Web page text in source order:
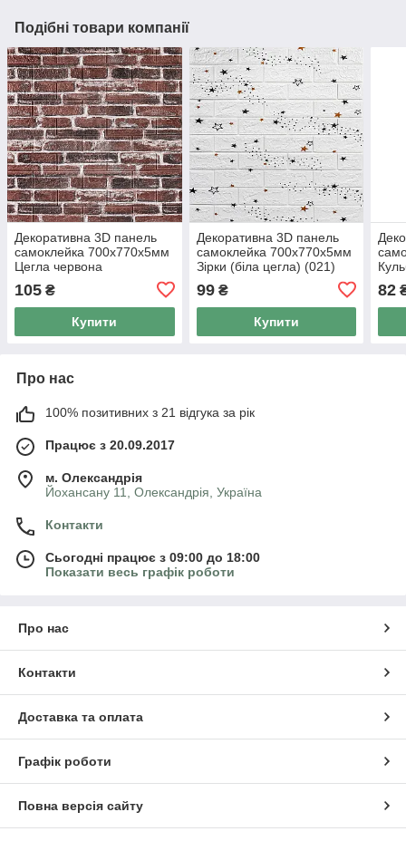
Подібні товари компанії
Декоративна 3D панель
самоклейка 700х770х5мм
Цегла червона
Катеринославська (043)
SW-00000031
105 ₴
Купити
Декоративна 3D панель
самоклейка 700х770х5мм
Зірки (біла цегла) (021)
99₴
Купити
82
Про нас
100% позитивних з 21 відгука за рік
Працює з 20.09.2017
м. Олександрія
Йохансану 11, Олександрія, Україна
Контакти
Сьогодні працює з 09:00 до 18:00
Показати весь графік роботи
Про нас
Контакти
Доставка та оплата
Графік роботи
Повна версія сайту